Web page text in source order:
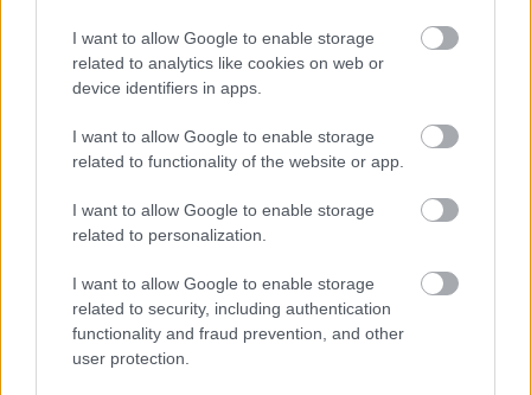
I want to allow Google to enable storage
related to analytics like cookies on web or
device identifiers in apps.
I want to allow Google to enable storage
related to functionality of the website or app.
I want to allow Google to enable storage
related to personalization.
I want to allow Google to enable storage
related to security, including authentication
functionality and fraud prevention, and other
user protection.
farmeredet, és nem is tudtál róla
Game of Clothes
A Games of Clothes (RecyCOOL EduGames) célja,
hogy az edukációs projektben résztvevő
szervezetek nemformális oktatási tevékenységeit
az, hogy felhívják az oktatók és a fiatalok figyelmét a
divatipar helyzetére, illetve játékos és interaktív
módon terjesszék a kutatások eredményeit a